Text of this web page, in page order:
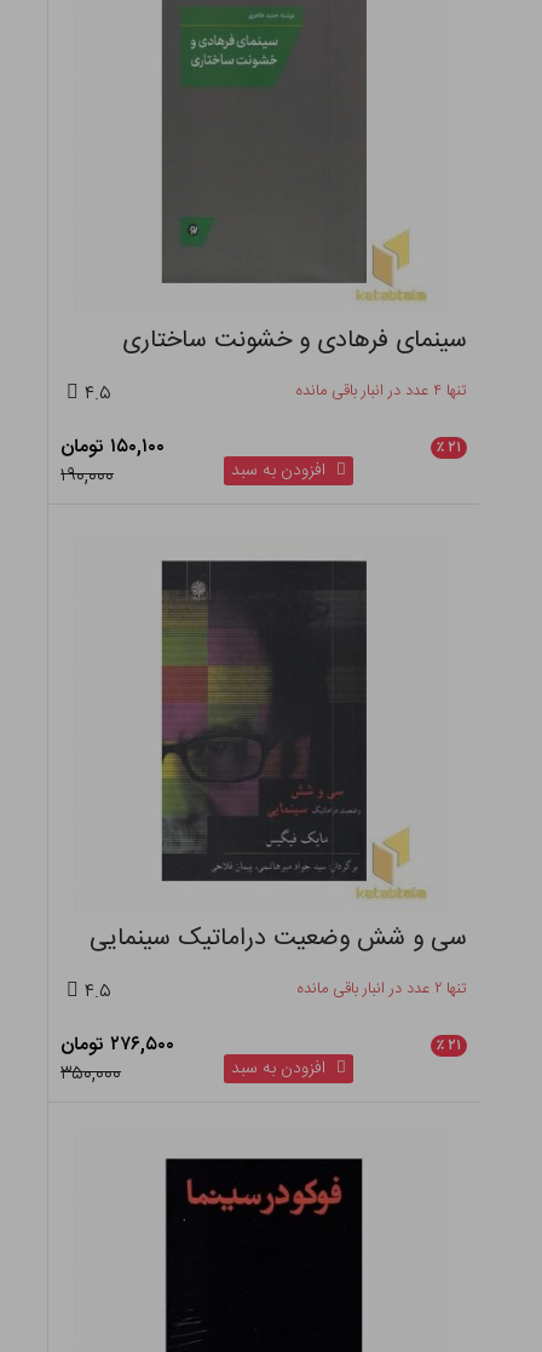
سینمای فرهادی و خشونت ساختاری
تنها ۴ عدد در انبار باقی مانده ۴.۵
۲۱ ٪
۱۵۰,۱۰۰ تومان
۱۹۰,۰۰۰
افزودن به سبد
سی و شش وضعیت دراماتیک سینمایی
تنها ۲ عدد در انبار باقی مانده ۴.۵
۲۱ ٪
۲۷۶,۵۰۰ تومان
۳۵۰,۰۰۰
افزودن به سبد